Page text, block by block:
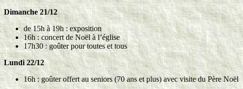
Dimanche 21/12
de 15h à 19h : exposition
16h : concert de Noël à l’église
17h30 : goûter pour toutes et tous
Lundi 22/12
16h : goûter offert au seniors (70 ans et plus) avec visite du Père Noël